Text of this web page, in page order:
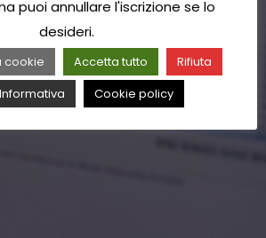
puoi annullare l'iscrizione se lo
desideri.
cookie Accetta tutto
Rifiuta
Cookie policy